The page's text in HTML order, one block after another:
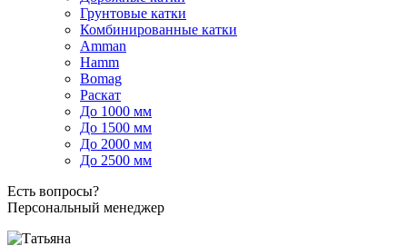
Грунтовые катки
Комбинированные катки
Amman
Hamm
Bomag
Раскат
До 1000 мм
До 1500 мм
До 2000 мм
До 2500 мм
Есть вопросы?
Персональный менеджер